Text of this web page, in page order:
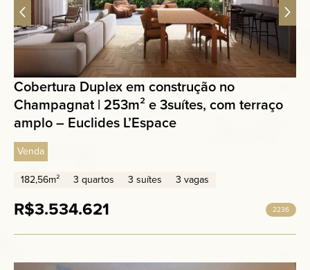
Cobertura Duplex em construção no
Champagnat | 253m² e 3suítes, com terraço
amplo – Euclides L’Espace
Venda
182,56m²
3 quartos 3 suítes 3 vagas
R$3.534.621 2236